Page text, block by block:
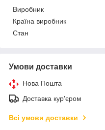
Виробник
Країна виробник
Стан
Умови доставки
Нова Пошта
Доставка кур'єром
Всі умови доставки